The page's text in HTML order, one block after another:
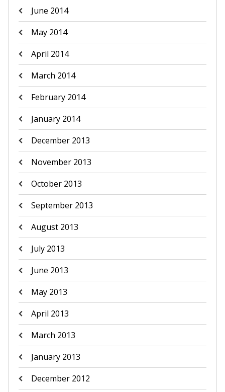
June 2014
May 2014
April 2014
March 2014
February 2014
January 2014
December 2013
November 2013
October 2013
September 2013
August 2013
July 2013
June 2013
May 2013
April 2013
March 2013
January 2013
December 2012